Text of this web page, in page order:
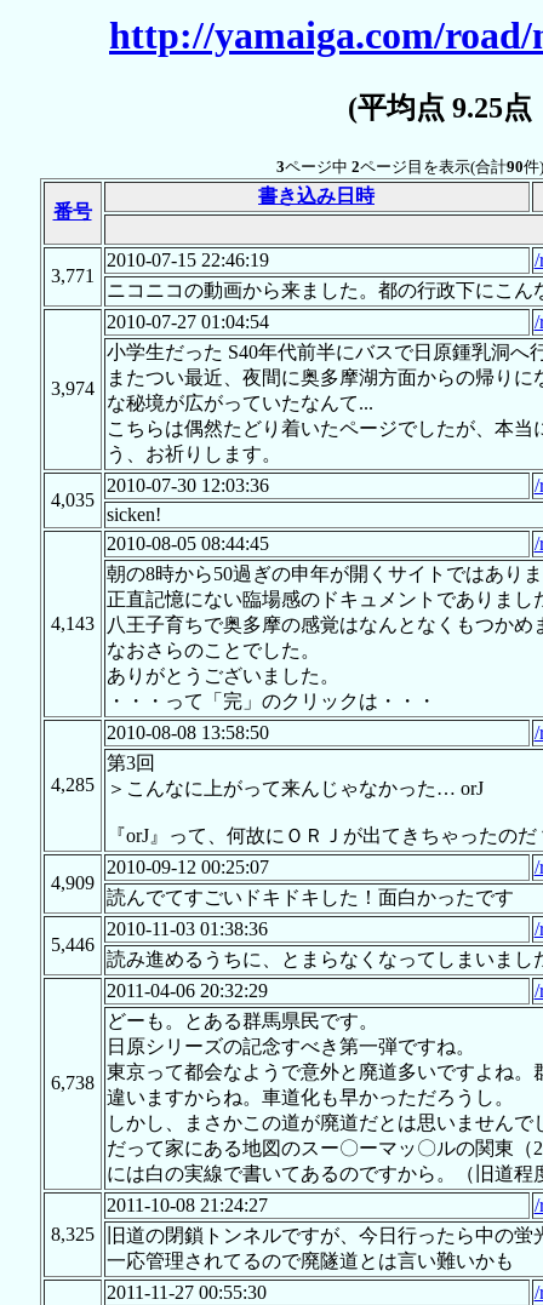
http://yamaiga.com/
(平均点 9.25
3ページ中 2ページ目を表示(合計90件)
番号
書き込み日時
3,771
2010-07-15 22:46:19
/
ニコニコの動画から来ました。都の行政下にこ
3,974
2010-07-27 01:04:54
/
小学生だった S40年代前半にバスで日原鍾乳洞
またつい最近、夜間に奥多摩湖方面からの帰り
な秘境が広がっていたなんて...
こちらは偶然たどり着いたページでしたが、本
う、お祈りします。
4,035
2010-07-30 12:03:36
/
sicken!
4,143
2010-08-05 08:44:45
/
朝の8時から50過ぎの申年が開くサイトではあり
正直記憶にない臨場感のドキュメントでありまし
八王子育ちで奥多摩の感覚はなんとなくもつかめ
なおさらのことでした。
ありがとうございました。
・・・って「完」のクリックは・・・
4,285
2010-08-08 13:58:50
/
第3回
＞こんなに上がって来んじゃなかった… orJ
『orJ』って、何故にＯＲＪが出てきちゃったのだ
4,909
2010-09-12 00:25:07
/
読んでてすごいドキドキした！面白かったです
5,446
2010-11-03 01:38:36
/
読み進めるうちに、とまらなくなってしまいまし
6,738
2011-04-06 20:32:29
/
どーも。とある群馬県民です。
日原シリーズの記念すべき第一弾ですね。
東京って都会なようで意外と廃道多いですよね
違いますからね。車道化も早かっただろうし。
しかし、まさかこの道が廃道だとは思いませんで
だって家にある地図のスー〇ーマッ〇ルの関東（
には白の実線で書いてあるのですから。（旧道程
8,325
2011-10-08 21:24:27
/
旧道の閉鎖トンネルですが、今日行ったら中の
一応管理されてるので廃隧道とは言い難いかも
2011-11-27 00:55:30
/